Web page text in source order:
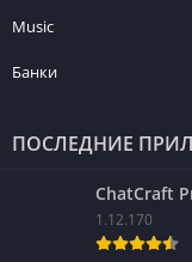
Music
Банки
ПОСЛЕДНИЕ
ChatCraft
1.12.170